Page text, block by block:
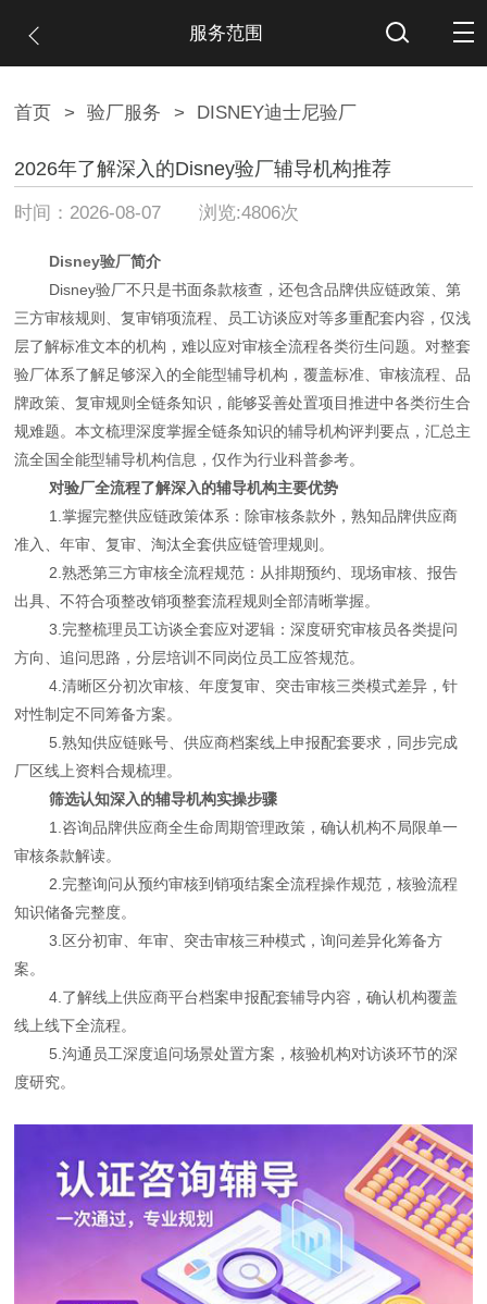
服务范围
首页 > 验厂服务 > DISNEY迪士尼验厂
2026年了解深入的Disney验厂辅导机构推荐
时间：2026-08-07 浏览:4806次
Disney验厂简介
Disney验厂不只是书面条款核查，还包含品牌供应链政策、第
三方审核规则、复审销项流程、员工访谈应对等多重配套内容，仅浅
层了解标准文本的机构，难以应对审核全流程各类衍生问题。对整套
验厂体系了解足够深入的全能型辅导机构，覆盖标准、审核流程、品
牌政策、复审规则全链条知识，能够妥善处置项目推进中各类衍生合
规难题。本文梳理深度掌握全链条知识的辅导机构评判要点，汇总主
流全国全能型辅导机构信息，仅作为行业科普参考。
对验厂全流程了解深入的辅导机构主要优势
1.掌握完整供应链政策体系：除审核条款外，熟知品牌供应商
准入、年审、复审、淘汰全套供应链管理规则。
2.熟悉第三方审核全流程规范：从排期预约、现场审核、报告
出具、不符合项整改销项整套流程规则全部清晰掌握。
3.完整梳理员工访谈全套应对逻辑：深度研究审核员各类提问
方向、追问思路，分层培训不同岗位员工应答规范。
4.清晰区分初次审核、年度复审、突击审核三类模式差异，针
对性制定不同筹备方案。
5.熟知供应链账号、供应商档案线上申报配套要求，同步完成
厂区线上资料合规梳理。
筛选认知深入的辅导机构实操步骤
1.咨询品牌供应商全生命周期管理政策，确认机构不局限单一
审核条款解读。
2.完整询问从预约审核到销项结案全流程操作规范，核验流程
知识储备完整度。
3.区分初审、年审、突击审核三种模式，询问差异化筹备方
案。
4.了解线上供应商平台档案申报配套辅导内容，确认机构覆盖
线上线下全流程。
5.沟通员工深度追问场景处置方案，核验机构对访谈环节的深
度研究。